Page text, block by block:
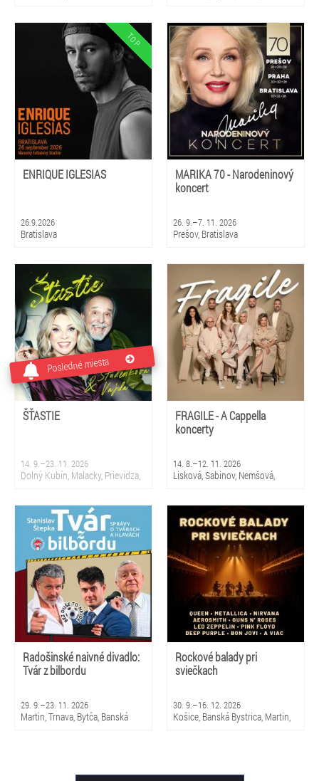
Sereď, Bardejovské Kúpele,
Košice, Stará Ľubovňa, Poprad,
Brezno, Prievidza, Gbely, Nová
Dubnica
ENRIQUE IGLESIAS
26.9.2026
Bratislava
MARIKA 70 - Narodeninový
koncert
26. 9.–7. 11. 2026
Prešov, Bratislava
Posledné miesta
ŠŤASTIE
14. 9.–23. 11. 2026
Dolný Kubín, Malacky, Prievidza,
Dubnica, Partizánske, Topoľčany,
Bratislava
FRAGILE - A Cappella
koncerty
14. 8.–12. 11. 2026
Lisková, Sabinov, Nemšová,
Čadca, Bratislava 5 - Petržalka,
Stropkov, Prievidza
Radošinské naivné divadlo:
Tvár z bilbordu
29. 9.–23. 11. 2026
Martin, Trnava, Bytča, Banská
Rockové balady pri
sviečkach
30. 9.–16. 12. 2026
Košice, Banská Bystrica, Martin,
Žilina